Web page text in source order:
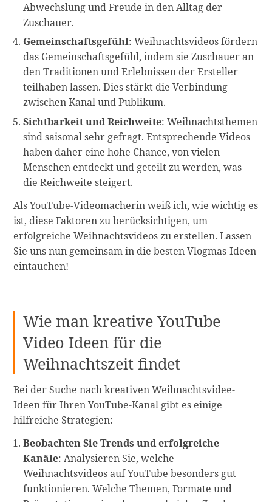
Abwechslung und Freude in den Alltag der
Zuschauer.
Gemeinschaftsgefühl: Weihnachtsvideos fördern
das Gemeinschaftsgefühl, indem sie Zuschauer an
den Traditionen und Erlebnissen der Ersteller
teilhaben lassen. Dies stärkt die Verbindung
zwischen Kanal und Publikum.
Sichtbarkeit und Reichweite: Weihnachtsthemen
sind saisonal sehr gefragt. Entsprechende Videos
haben daher eine hohe Chance, von vielen
Menschen entdeckt und geteilt zu werden, was
die Reichweite steigert.
Als YouTube-Videomacherin weiß ich, wie wichtig es
ist, diese Faktoren zu berücksichtigen, um
erfolgreiche Weihnachtsvideos zu erstellen. Lassen
Sie uns nun gemeinsam in die besten Vlogmas-Ideen
eintauchen!
Wie man kreative YouTube
Video Ideen für die
Weihnachtszeit findet
Bei der Suche nach kreativen Weihnachtsvidee-
Ideen für Ihren YouTube-Kanal gibt es einige
hilfreiche Strategien:
Beobachten Sie Trends und erfolgreiche
Kanäle: Analysieren Sie, welche
Weihnachtsvideos auf YouTube besonders gut
funktionieren. Welche Themen, Formate und